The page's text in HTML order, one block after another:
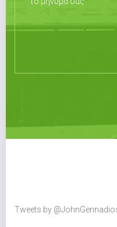
Tweets by